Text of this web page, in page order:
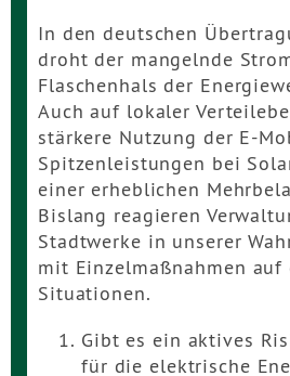
In den deutschen
droht der mangelnde
Flaschenhals der
Auch auf lokaler
stärkere Nutzung der E-
Spitzenleistungen bei
einer erheblichen
Bislang reagieren
Stadtwerke in unserer
mit Einzelmaßnahmen
Situationen.
Gibt es ein aktives
für die elektrische